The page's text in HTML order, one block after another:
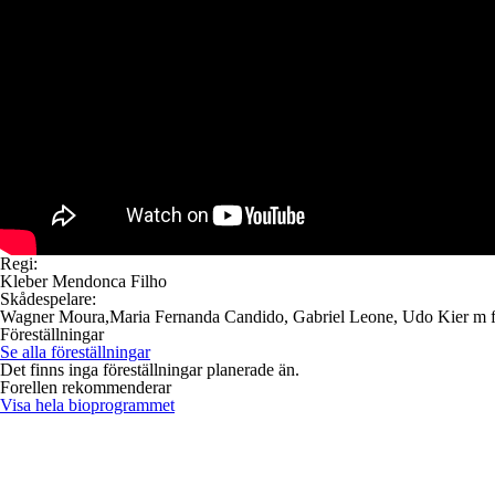
Regi:
Kleber Mendonca Filho
Skådespelare:
Wagner Moura,Maria Fernanda Candido, Gabriel Leone, Udo Kier m
Föreställningar
Se alla föreställningar
Det finns inga föreställningar planerade än.
Forellen rekommenderar
Visa hela bioprogrammet